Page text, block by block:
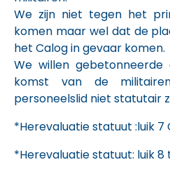
We zijn niet tegen het
komen maar wel dat de
het Calog in gevaar komen.
We willen
komst van de
personeelslid niet statutair
*Herevaluatie statuut :luik 7
*Herevaluatie statuut: luik 8